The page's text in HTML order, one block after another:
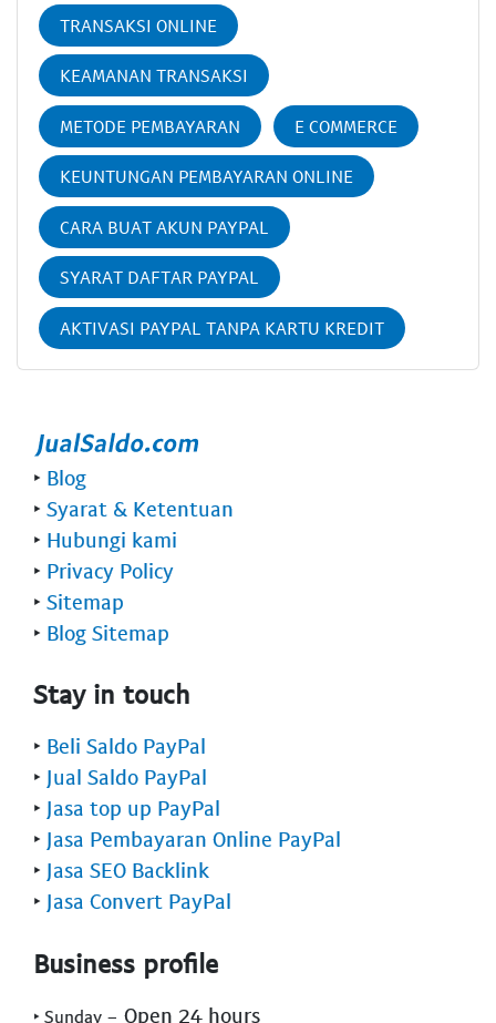
TRANSAKSI ONLINE
KEAMANAN TRANSAKSI
METODE PEMBAYARAN E COMMERCE
KEUNTUNGAN PEMBAYARAN ONLINE
CARA BUAT AKUN PAYPAL
SYARAT DAFTAR PAYPAL
AKTIVASI PAYPAL TANPA KARTU KREDIT
‣ Blog
‣ Syarat & Ketentuan
‣ Hubungi kami
‣ Privacy Policy
‣ Sitemap
‣ Blog Sitemap
Stay in touch
‣ Beli Saldo PayPal
‣ Jual Saldo PayPal
‣ Jasa top up PayPal
‣ Jasa Pembayaran Online PayPal
‣ Jasa SEO Backlink
‣ Jasa Convert PayPal
Business profile
‣ Sunday - Open 24 hours